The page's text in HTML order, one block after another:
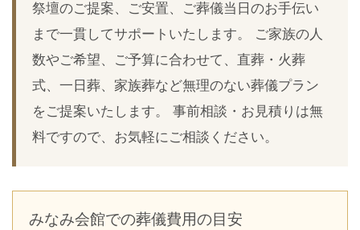
祭壇のご提案、ご安置、ご葬儀当日のお手伝い
まで一貫してサポートいたします。 ご家族の人
数やご希望、ご予算に合わせて、直葬・火葬
式、一日葬、家族葬など無理のない葬儀プラン
をご提案いたします。 事前相談・お見積りは無
料ですので、お気軽にご相談ください。
みなみ会館での葬儀費用の目安